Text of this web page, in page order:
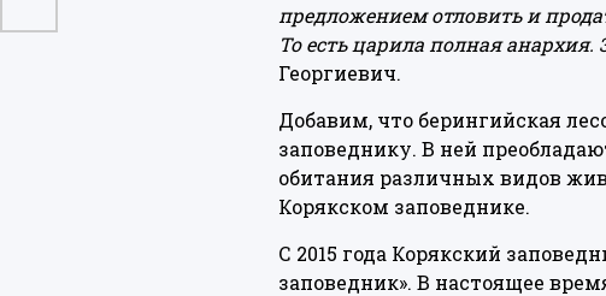
предложением отловить и
То есть царила полная
Георгиевич.
Добавим, что берингийская
заповеднику. В ней
обитания различных видов
Корякском заповеднике.
С 2015 года Корякский
заповедник». В настоящее